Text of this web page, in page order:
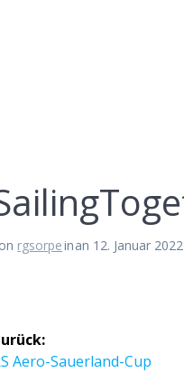
rgsorpeinan 12. Januar 2022
Aero-Sauerland-Cup